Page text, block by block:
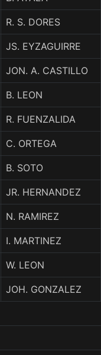
R. S. DORES
JS. EYZAGUIRRE
JON. A. CASTILLO
B. LEON
R. FUENZALIDA
C. ORTEGA
B. SOTO
JR. HERNANDEZ
N. RAMIREZ
I. MARTINEZ
W. LEON
JOH. GONZALEZ